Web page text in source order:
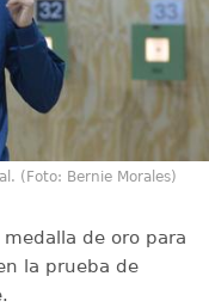
(Foto: Bernie Morales)
de oro para
la prueba de